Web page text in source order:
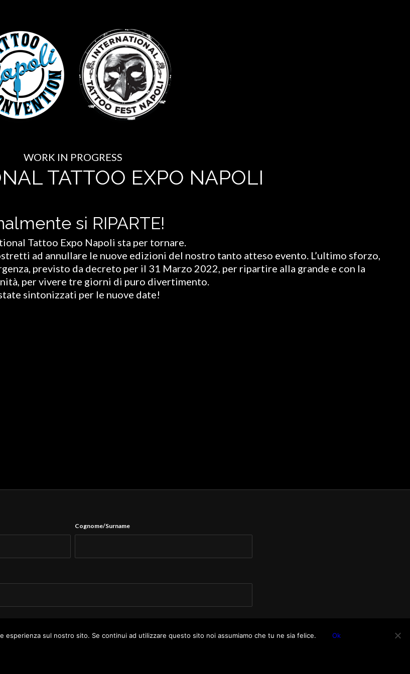
WORK IN PROGRESS
TATTOO EXPO NAPOLI
si RIPARTE!
Tattoo Expo Napoli sta per tornare.
ad annullare le nuove edizioni del nostro tanto atteso evento. L’ultimo sforzo,
previsto da decreto per il 31 Marzo 2022, per ripartire alla grande e con la
per vivere tre giorni di puro divertimento.
sintonizzati per le nuove date!
Cognome/Surname
esperienza sul nostro sito. Se continui ad utilizzare questo sito noi assumiamo che tu ne sia felice. Ok